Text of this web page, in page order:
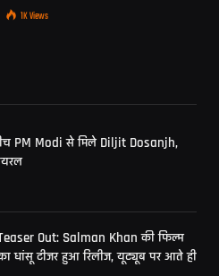
1KViews
PM Modi से मिले Diljit Dosanjh,
Out: Salman Khan की फिल्म
धांसू टीजर हुआ रिलीज, यूट्यूब पर आते ही